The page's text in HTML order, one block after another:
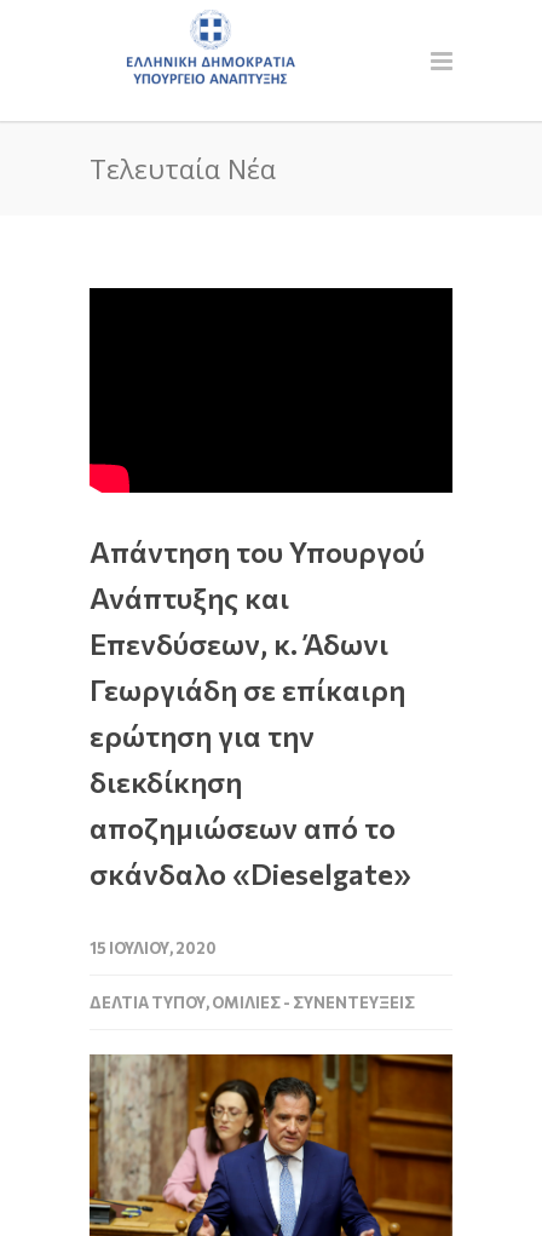
Τελευταία Νέα
Απάντηση του Υπουργού
Ανάπτυξης και
Επενδύσεων, κ. Άδωνι
Γεωργιάδη σε επίκαιρη
ερώτηση για την
διεκδίκηση
αποζημιώσεων από το
σκάνδαλο «Dieselgate»
15 ΙΟΥΛΊΟΥ, 2020
ΔΕΛΤΊΑ ΤΎΠΟΥ,ΟΜΙΛΊΕΣ - ΣΥΝΕΝΤΕΎΞΕΙΣ